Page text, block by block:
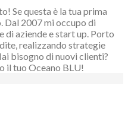
Se questa è la tua prima
Dal 2007 mi occupo di
di aziende e start up. Porto
realizzando strategie
bisogno di nuovi clienti?
il tuo Oceano BLU!